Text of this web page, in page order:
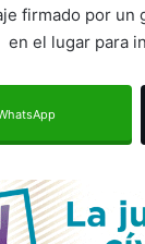
firmado por un
el lugar para